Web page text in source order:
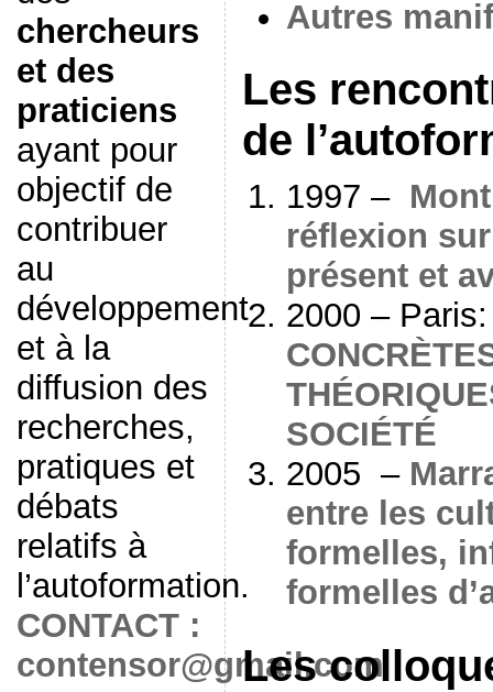
chercheurs
et des
praticiens
ayant pour
objectif de
contribuer
au
développement
et à la
diffusion des
recherches,
pratiques et
débats
relatifs à
l’autoformation.
CONTACT :
contensor@gmail.com
Autres
Les
de
1997 –
réflexion
présent et
2000 –
SOCIÉTÉ
2005 –
entre les
formelles,
formelles
Les